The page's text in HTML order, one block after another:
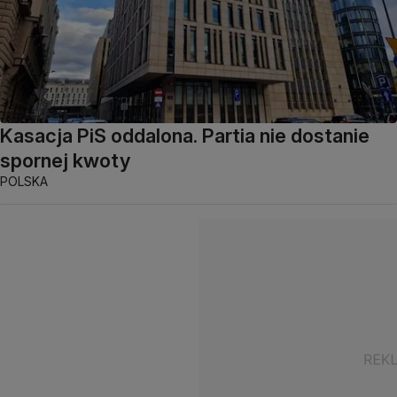
Kasacja PiS oddalona. Partia nie dostanie
spornej kwoty
POLSKA